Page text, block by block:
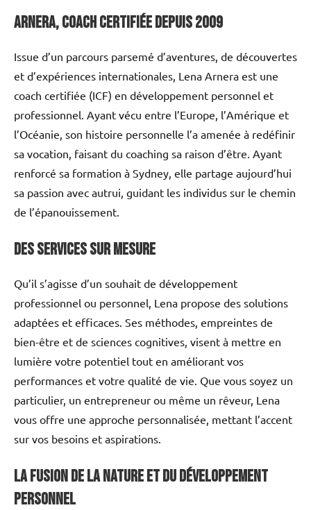
Arnera, coach certifiée depuis 2009
Issue d’un parcours parsemé d’aventures, de découvertes
et d’expériences internationales, Lena Arnera est une
coach certifiée (ICF) en développement personnel et
professionnel. Ayant vécu entre l’Europe, l’Amérique et
l’Océanie, son histoire personnelle l’a amenée à redéfinir
sa vocation, faisant du coaching sa raison d’être. Ayant
renforcé sa formation à Sydney, elle partage aujourd’hui
sa passion avec autrui, guidant les individus sur le chemin
de l’épanouissement.
Des services sur mesure
Qu’il s’agisse d’un souhait de développement
professionnel ou personnel, Lena propose des solutions
adaptées et efficaces. Ses méthodes, empreintes de
bien-être et de sciences cognitives, visent à mettre en
lumière votre potentiel tout en améliorant vos
performances et votre qualité de vie. Que vous soyez un
particulier, un entrepreneur ou même un rêveur, Lena
vous offre une approche personnalisée, mettant l’accent
sur vos besoins et aspirations.
La fusion de la nature et du développement
personnel